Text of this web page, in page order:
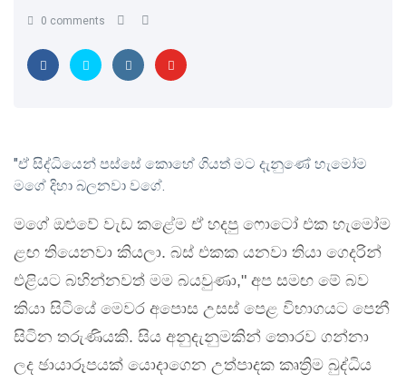
0 comments
"ඒ සිද්ධියෙන් පස්සේ කොහේ ගියත් මට දැනුණේ හැමෝම
මගේ දිහා බලනවා වගේ.
මගේ ඔළුවේ වැඩ කළේම ඒ හදපු ෆොටෝ එක හැමෝම
ළඟ තියෙනවා කියලා. බස් එකක යනවා තියා ගෙදරින්
එළියට බහින්නවත් මම බයවුණා," අප සමඟ මේ බව
කියා සිටියේ මෙවර අපොස උසස් පෙළ විභාගයට පෙනී
සිටින තරුණියකි. සිය අනුදැනුමකින් තොරව ගන්නා
ලද ඡායාරූපයක් යොදාගෙන උත්පාදක කෘත්‍රිම බුද්ධිය